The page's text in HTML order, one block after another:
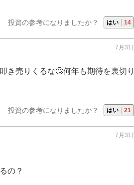
投資の参考になりましたか？ はい 14
7月31
き売りくるな🙄何年も期待を裏切
投資の参考になりましたか？ はい 21
7月31
の？